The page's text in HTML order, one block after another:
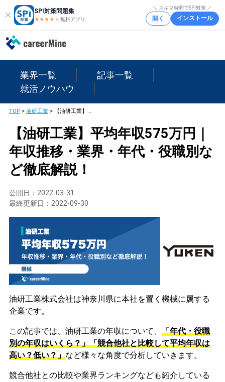
SPI対策問題集
★★★★ ★★
無料アプリ
＼ スキマ時間でSPI対策 ／
開く インストール
業界一覧
記事一覧
就活ノウハウ
TOP> 油研工業> 【油研工業】平均年収575万円｜年収推移・業界・年代・役職別など徹底解説！
【油研工業】平均年収575万円｜
年収推移・業界・年代・役職別な
ど徹底解説！
公開日： 2022-03-31
最終更新日： 2022-09-30
油研工業株式会社は神奈川県に本社を置く機械に属する
企業です。
この記事では、油研工業の年収について、 「年代・役職
別の年収はいくら？」「競合他社と比較して平均年収は
高い？低い？」など様々な角度で分析していきます。
競合他社との比較や業界ランキングなども紹介している